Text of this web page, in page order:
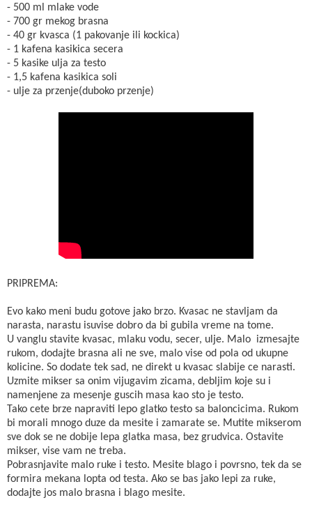
- 500 ml mlake vode
- 700 gr mekog brasna
- 40 gr kvasca (1 pakovanje ili kockica)
- 1 kafena kasikica secera
- 5 kasike ulja za testo
- 1,5 kafena kasikica soli
- ulje za przenje(duboko przenje)
PRIPREMA:
Evo kako meni budu gotove jako brzo. Kvasac ne stavljam da
narasta, narastu isuvise dobro da bi gubila vreme na tome.
U vanglu stavite kvasac, mlaku vodu, secer, ulje. Malo izmesajte
rukom, dodajte brasna ali ne sve, malo vise od pola od ukupne
kolicine. So dodate tek sad, ne direkt u kvasac slabije ce narasti.
Uzmite mikser sa onim vijugavim zicama, debljim koje su i
namenjene za mesenje guscih masa kao sto je testo.
Tako cete brze napraviti lepo glatko testo sa baloncicima. Rukom
bi morali mnogo duze da mesite i zamarate se. Mutite mikserom
sve dok se ne dobije lepa glatka masa, bez grudvica. Ostavite
mikser, vise vam ne treba.
Pobrasnjavite malo ruke i testo. Mesite blago i povrsno, tek da se
formira mekana lopta od testa. Ako se bas jako lepi za ruke,
dodajte jos malo brasna i blago mesite.